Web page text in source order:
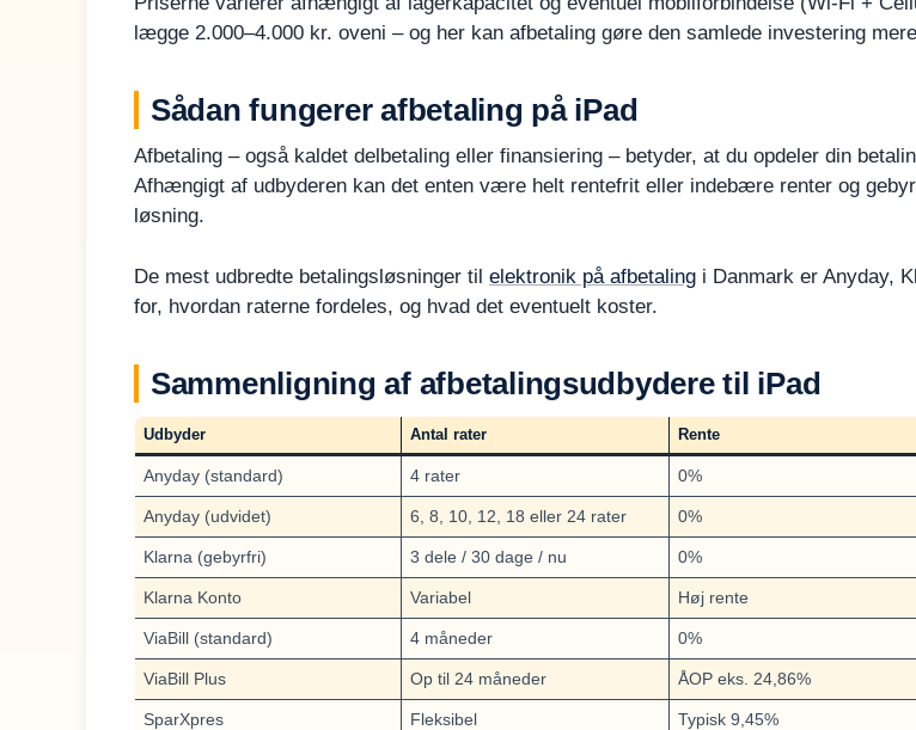
lægge 2.000–4.000 kr. oveni – og her kan afbetaling gøre den samlede investering
Sådan fungerer afbetaling på iPad
Afbetaling – også kaldet delbetaling eller finansiering – betyder, at du opdeler din
Afhængigt af udbyderen kan det enten være helt rentefrit eller indebære renter og
løsning.
De mest udbredte betalingsløsninger til elektronik på afbetaling i Danmark er Anyday,
for, hvordan raterne fordeles, og hvad det eventuelt koster.
Sammenligning af afbetalingsudbydere til iPad
Udbyder Antal rater Rente
Anyday (standard) 4 rater 0%
Anyday (udvidet) 6, 8, 10, 12, 18 eller 24 rater 0%
Klarna (gebyrfri) 3 dele / 30 dage / nu 0%
Klarna Konto Variabel Høj rente
ViaBill (standard) 4 måneder 0%
ViaBill Plus Op til 24 måneder ÅOP eks. 24,86%
SparXpres Fleksibel Typisk 9,45%